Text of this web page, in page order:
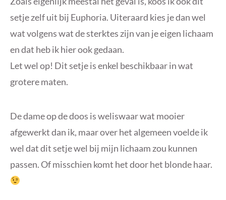
setje zelf uit bij Euphoria. Uiteraard kies je dan wel
wat volgens wat de sterktes zijn van je eigen lichaam
en dat heb ik hier ook gedaan.
Let wel op! Dit setje is enkel beschikbaar in wat
grotere maten.
De dame op de doos is weliswaar wat mooier
afgewerkt dan ik, maar over het algemeen voelde ik
wel dat dit setje wel bij mijn lichaam zou kunnen
passen. Of misschien komt het door het blonde haar.